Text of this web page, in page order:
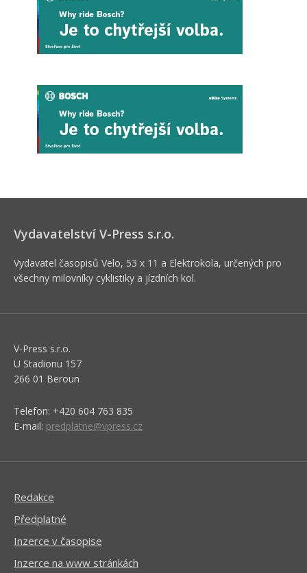
Vydavatelství V-Press s.r.o.
Vydavatel časopisů Velo, 53 x 11 a Elektrokola, určených pro
všechny milovníky cyklistiky a jízdních kol.
V-Press s.r.o.
U Stadionu 157
266 01 Beroun
Telefon: +420 604 763 835
E-mail: predplatne@vpress.cz
Redakce
Předplatné
Inzerce v časopise
Inzerce na www stránkách